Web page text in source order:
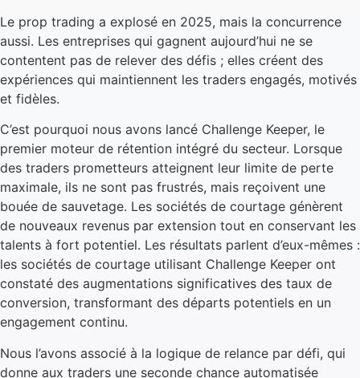
Le prop trading a explosé en 2025, mais la concurrence
aussi. Les entreprises qui gagnent aujourd’hui ne se
contentent pas de relever des défis ; elles créent des
expériences qui maintiennent les traders engagés, motivés
et fidèles.
C’est pourquoi nous avons lancé Challenge Keeper, le
premier moteur de rétention intégré du secteur. Lorsque
des traders prometteurs atteignent leur limite de perte
maximale, ils ne sont pas frustrés, mais reçoivent une
bouée de sauvetage. Les sociétés de courtage génèrent
de nouveaux revenus par extension tout en conservant les
talents à fort potentiel. Les résultats parlent d’eux-mêmes :
les sociétés de courtage utilisant Challenge Keeper ont
constaté des augmentations significatives des taux de
conversion, transformant des départs potentiels en un
engagement continu.
Nous l’avons associé à la logique de relance par défi, qui
donne aux traders une seconde chance automatisée